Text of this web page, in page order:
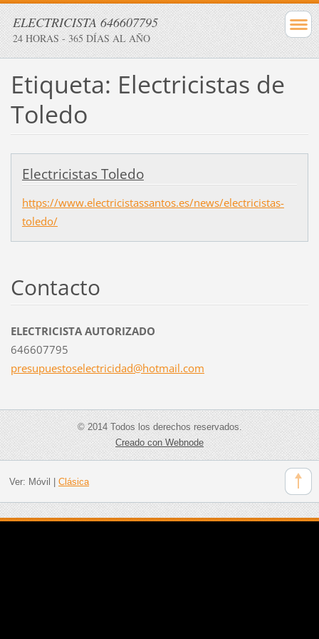
ELECTRICISTA 646607795
24 HORAS - 365 DÍAS AL AÑO
Etiqueta: Electricistas de
Toledo
Electricistas Toledo
https://www.electricistassantos.es/news/electricistas-
toledo/
Contacto
ELECTRICISTA AUTORIZADO
646607795
presupuestoselectricidad@hotmail.com
© 2014 Todos los derechos reservados.
Creado con Webnode
Ver: Móvil Clásica